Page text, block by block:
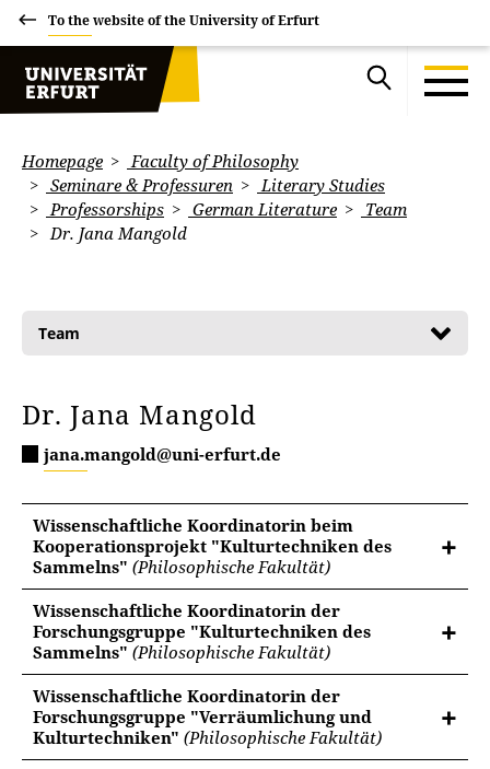
To the website of the University of Erfurt
Homepage
Faculty of Philosophy
Seminare & Professuren
Literary Studies
Professorships
German Literature
Team
Dr. Jana Mangold
Team
Dr. Jana Mangold
jana.mangold@uni-erfurt.de
Wissenschaftliche Koordinatorin beim
Kooperationsprojekt "Kulturtechniken des
Sammelns" (Philosophische Fakultät)
Wissenschaftliche Koordinatorin der
Forschungsgruppe "Kulturtechniken des
Sammelns" (Philosophische Fakultät)
Wissenschaftliche Koordinatorin der
Forschungsgruppe "Verräumlichung und
Kulturtechniken" (Philosophische Fakultät)